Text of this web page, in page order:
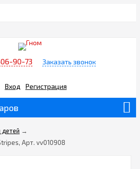
90-73 Заказать звонок
Вход Регистрация
→
Арт. vv010908